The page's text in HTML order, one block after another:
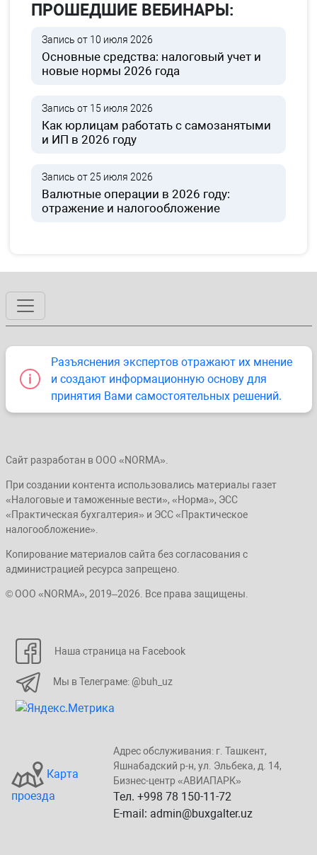
ПРОШЕДШИЕ ВЕБИНАРЫ:
Запись от 10 июля 2026
Основные средства: налоговый учет и
новые нормы 2026 года
Запись от 15 июля 2026
Как юрлицам работать с самозанятыми
и ИП в 2026 году
Запись от 25 июля 2026
Валютные операции в 2026 году:
отражение и налогообложение
Разъяснения экспертов отражают их мнение
и создают информационную основу для
принятия Вами самостоятельных решений.
Сайт разработан в ООО «NORMA».
При создании контента использовались материалы газет
«Налоговые и таможенные вести», «Норма», ЭСС
«Практическая бухгалтерия» и ЭСС «Практическое
налогообложение».
Копирование материалов сайта без согласования с
администрацией ресурса запрещено.
© ООО «NORMA», 2019–2026. Все права защищены.
Наша страница на Facebook
Мы в Телеграме: @buh_uz
Карта
проезда
Адрес обслуживания: г. Taшкент,
Яшнaбaдский p-н, yл. Эльбeка, д. 14,
Бизнеc-центp «ABИАПAPК»
Тел. +998 78 150-11-72
E-mail: admin@buxgalter.uz